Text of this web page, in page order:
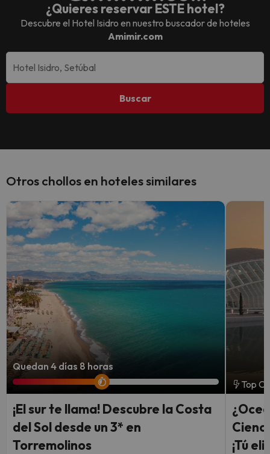
¿Quieres reservar ESTE hotel?
Descubre el Hotel Isidro en nuestro buscador de hoteles
Amimir.com
Buscar
Otros chollos en hoteles similares
Quedan 4 días 8 horas
¡El sur te llama! Descubre la Costa
del Sol desde un 3* en
Torremolinos
Top
¡Tú